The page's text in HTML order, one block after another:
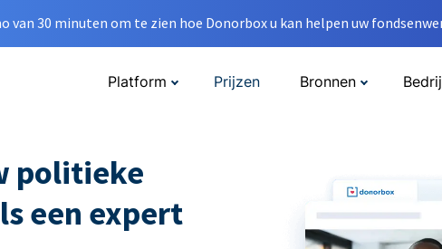
van 30 minuten om te zien hoe Donorbox u kan helpen uw
Platform Prijzen Bronnen
politieke
een expert